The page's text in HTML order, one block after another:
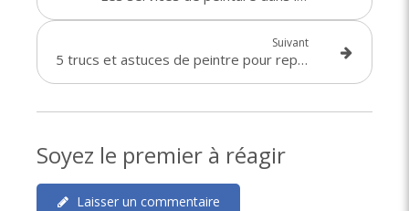
Suivant
5 trucs et astuces de peintre pour repeindre votre maison à Dunkerque
Soyez le premier à réagir
Laisser un commentaire